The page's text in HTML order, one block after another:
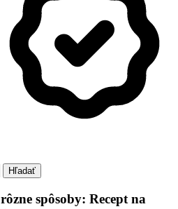
Hľadať
spôsoby: Recept na